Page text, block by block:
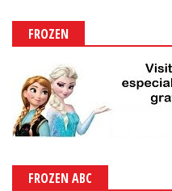
FROZEN
FROZEN ABC